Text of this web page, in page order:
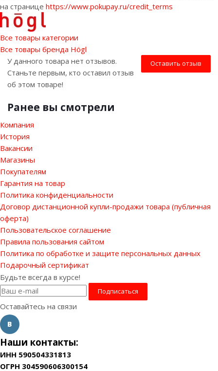
на странице https://www.pokupay.ru/credit_terms
Все товары категории
Все товары бренда Högl
Оставить отзыв
У данного товара нет отзывов.
Станьте первым, кто оставил отзыв
об этом товаре!
Ранее вы смотрели
Компания
История
Вакансии
Магазины
Покупателям
Гарантия на товар
Политика конфиденциальности
Договор дистанционной купли-продажи товара (публичная
оферта)
Пользовательское соглашение
Правила пользования сайтом
Политика по обработке и защите персональных данных
Подарочный сертификат
Будьте всегда в курсе!
Оставайтесь на связи
Наши контакты:
ИНН 590504331813
ОГРН 304590606300154